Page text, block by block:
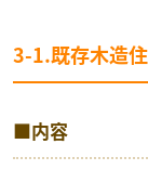
3-1.既存木造
■内容